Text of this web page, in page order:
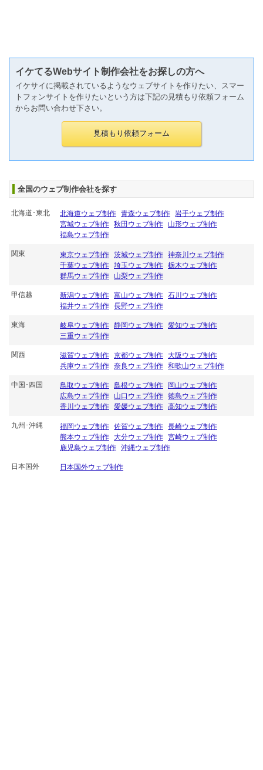
イケてるWebサイト制作会社をお探しの方へ
イケサイに掲載されているようなウェブサイトを作りたい、スマー
トフォンサイトを作りたいという方は下記の見積もり依頼フォーム
からお問い合わせ下さい。
全国のウェブ制作会社を探す
北海道･東北 北海道ウェブ制作 青森ウェブ制作 岩手ウェブ制作
宮城ウェブ制作 秋田ウェブ制作
山形ウェブ制作
福島ウェブ制作
関東 東京ウェブ制作 茨城ウェブ制作 神奈川ウェブ制作
千葉ウェブ制作 埼玉ウェブ制作 栃木ウェブ制作
群馬ウェブ制作
山梨ウェブ制作
甲信越 新潟ウェブ制作 富山ウェブ制作 石川ウェブ制作
福井ウェブ制作 長野ウェブ制作
東海 岐阜ウェブ制作 静岡ウェブ制作 愛知ウェブ制作
三重ウェブ制作
関西 滋賀ウェブ制作 京都ウェブ制作 大阪ウェブ制作
兵庫ウェブ制作 奈良ウェブ制作 和歌山ウェブ制作
中国･四国 鳥取ウェブ制作 島根ウェブ制作
岡山ウェブ制作
広島ウェブ制作
山口ウェブ制作 徳島ウェブ制作
香川ウェブ制作 愛媛ウェブ制作 高知ウェブ制作
九州･沖縄 福岡ウェブ制作 佐賀ウェブ制作 長崎ウェブ制作
熊本ウェブ制作 大分ウェブ制作 宮崎ウェブ制作
鹿児島ウェブ制作 沖縄ウェブ制作
日本国外 日本国外ウェブ制作